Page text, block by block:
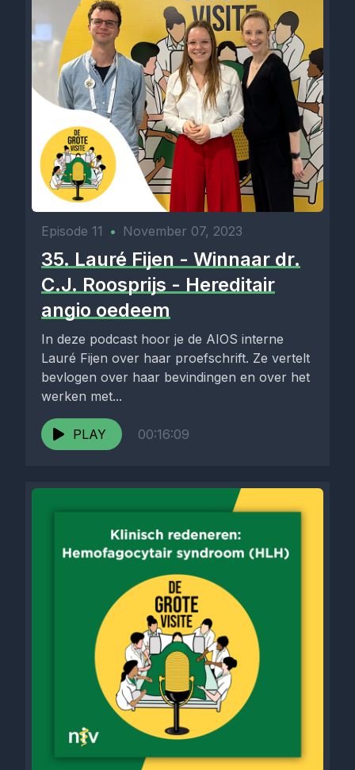
Episode 11 • November 07, 2023
35. Lauré Fijen - Winnaar dr.
C.J. Roosprijs - Hereditair
angio oedeem
In deze podcast hoor je de AIOS interne
Lauré Fijen over haar proefschrift. Ze vertelt
bevlogen over haar bevindingen en over het
werken met...
PLAY 00:16:09